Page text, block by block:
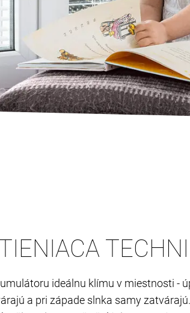
ideálnu klímu v miestnosti -
a pri západe slnka samy